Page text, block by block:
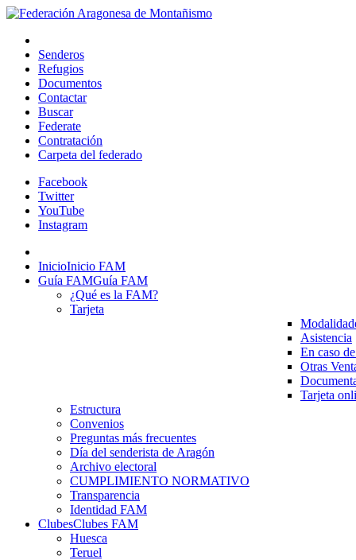
Senderos
Refugios
Documentos
Contactar
Buscar
Federate
Contratación
Carpeta del federado
Facebook
Twitter
YouTube
Instagram
InicioInicio FAM
Guía FAMGuía FAM
¿Qué es la FAM?
Tarjeta
Asistencia
En caso
Otras
Tarjeta
Estructura
Convenios
Preguntas más frecuentes
Día del senderista de Aragón
Archivo electoral
CUMPLIMIENTO NORMATIVO
Transparencia
Identidad FAM
ClubesClubes FAM
Huesca
Teruel